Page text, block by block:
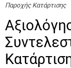
Παροχής Κατάρτισης